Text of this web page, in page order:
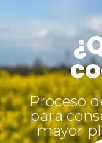
Proceso
para
mayor